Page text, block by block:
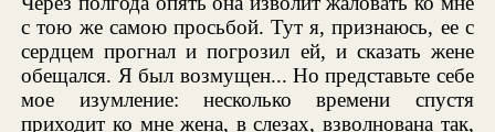
с тою же самою просьбой. Тут я, признаюсь, ее с
сердцем прогнал и погрозил ей, и сказать жене
обещался. Я был возмущен... Но представьте себе
мое изумление: несколько времени спустя
приходит ко мне жена, в слезах, взволнована так,